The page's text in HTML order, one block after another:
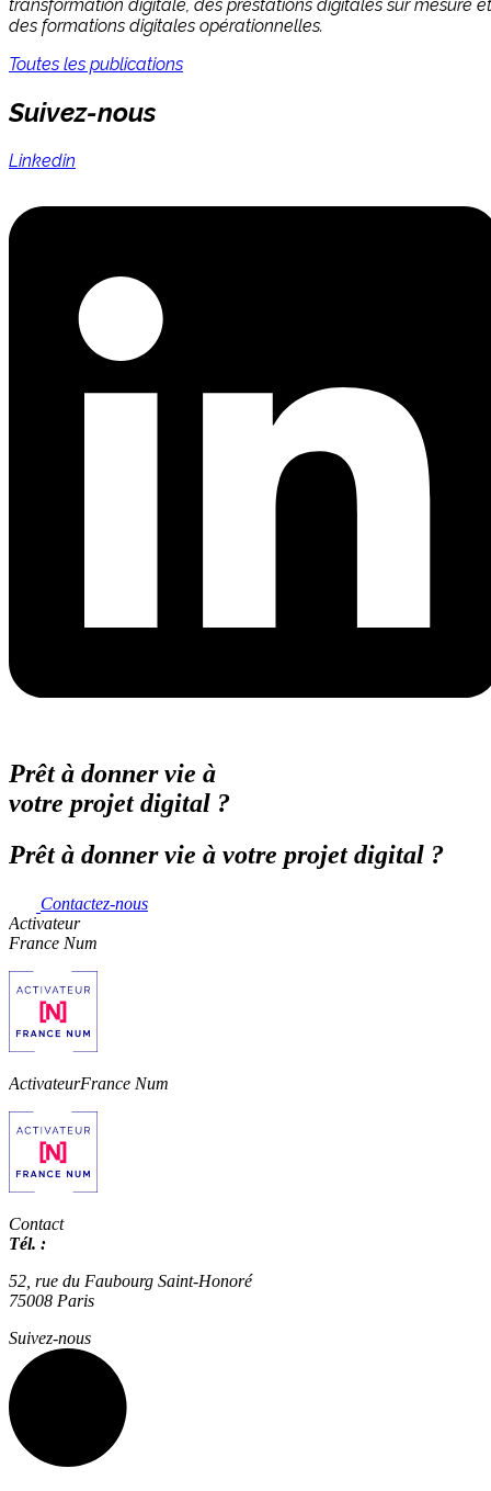
transformation digitale, des prestations digitales sur mesure et
des formations digitales opérationnelles.
Toutes les publications
Suivez-nous
Linkedin
Prêt à donner vie à
votre projet digital ?
Prêt à donner vie à votre projet digital ?
Contactez-nous
Activateur
France Num
ActivateurFrance Num
Contact
Tél. :
52, rue du Faubourg Saint-Honoré
75008 Paris
Suivez-nous